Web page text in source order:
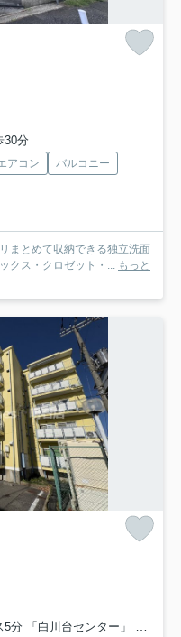
30分
アコン
バルコニー
まとめて収納できる独立洗面
クス・クロゼット・... もっと
白川台センター」 停歩6分